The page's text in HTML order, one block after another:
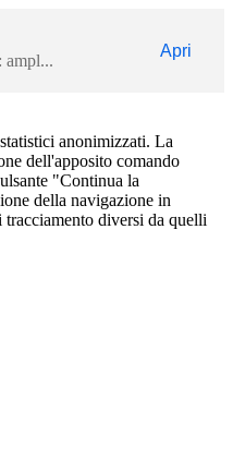
ampl...
Apri
anonimizzati. La
dell'apposito comando
"Continua la
della navigazione in
diversi da quelli